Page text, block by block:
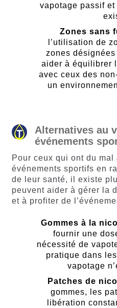
vapotage passif
Zones sans
l’utilisation de
zones
aider à équilibrer
avec ceux des
un
Alternatives au
événements
Pour ceux qui ont du
événements sportifs en
de leur santé, il existe
peuvent aider à gérer la
et à profiter de
Gommes à la
fournir une
nécessité de
pratique dans
vapotage
Patches de
gommes, les
libération